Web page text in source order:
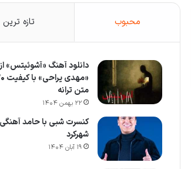
محبوب تازه ترین
دانلود آهنگ «آشوئیتس» از
متن ترانه
۲۲ بهمن ۱۴۰۴
کنسرت شبی با حامد
شهرکرد
۱۹ آبان ۱۴۰۴